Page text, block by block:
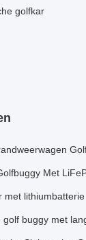
golfkar
Met
met lithiumbatterie
buggy met